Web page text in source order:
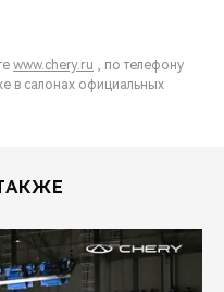
www.chery.ru , по телефону
в салонах официальных